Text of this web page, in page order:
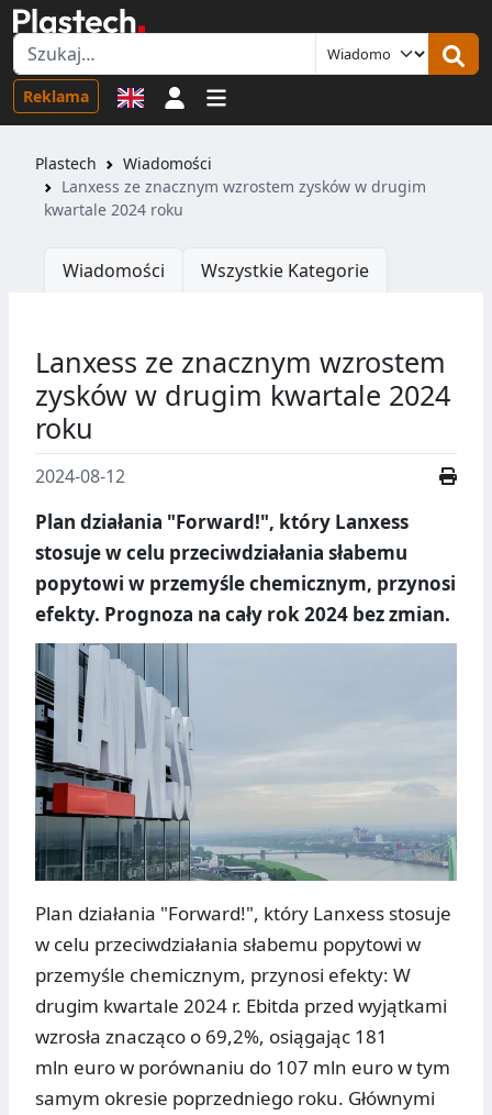
Reklama Logowanie
Plastech
Wiadomości
Lanxess ze znacznym wzrostem zysków w drugim
kwartale 2024 roku
Wiadomości Wszystkie Kategorie
Lanxess ze znacznym wzrostem
zysków w drugim kwartale 2024
roku
2024-08-12
Plan działania "Forward!", który Lanxess
stosuje w celu przeciwdziałania słabemu
popytowi w przemyśle chemicznym, przynosi
efekty. Prognoza na cały rok 2024 bez zmian.
Plan działania "Forward!", który Lanxess stosuje
w celu przeciwdziałania słabemu popytowi w
przemyśle chemicznym, przynosi efekty: W
drugim kwartale 2024 r. Ebitda przed wyjątkami
wzrosła znacząco o 69,2%, osiągając 181
mln euro w porównaniu do 107 mln euro w tym
samym okresie poprzedniego roku. Głównymi